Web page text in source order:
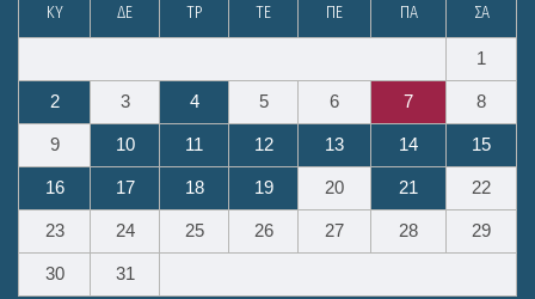
ΚΥ ΔΕ ΤΡ ΤΕ ΠΕ ΠΑ ΣΑ
1
2 3 4 5 6 7 8
9 10 11 12 13 14 15
16 17 18 19 20 21 22
23 24 25 26 27 28 29
30 31